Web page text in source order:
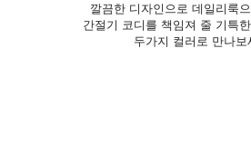
깔끔한 디자인으로 데일리룩
간절기 코디를 책임져 줄 기특
두가지 컬러로 만나보